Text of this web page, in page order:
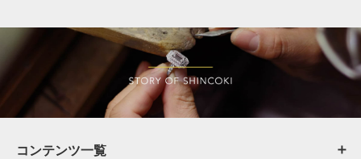
コンテンツ一覧